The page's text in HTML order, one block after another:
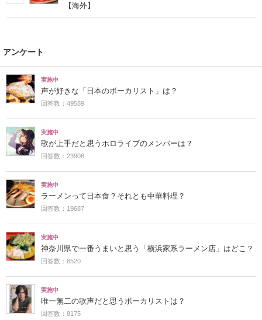
【海外】
アンケート
実施中
声が好きな「日本のボーカリスト」は？
回答数：49589
実施中
歌が上手だと思うホロライブのメンバーは？
回答数：23908
実施中
ラーメンって日本食？それとも中華料理？
回答数：19687
実施中
神奈川県で一番うまいと思う「横浜家系ラーメン店」はどこ？
回答数：8520
実施中
唯一無二の歌声だと思うボーカリストは？
回答数：8175